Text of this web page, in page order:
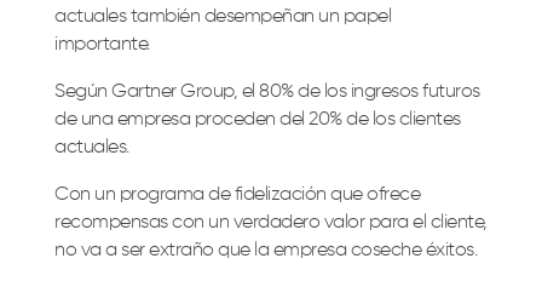
actuales también desempeñan un papel
importante.
Según Gartner Group, el 80% de los ingresos futuros
de una empresa proceden del 20% de los clientes
actuales.
Con un programa de fidelización que ofrece
recompensas con un verdadero valor para el cliente,
no va a ser extraño que la empresa coseche éxitos.